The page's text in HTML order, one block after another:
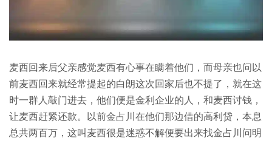
麦西回来后父亲感觉麦西有心事在瞒着他们，而母亲也问以
前麦西回来就经常提起的白朗这次回家后也不提了，就在这
时一群人敲门进去，他们便是金利企业的人，和麦西讨钱，
让麦西赶紧还款。以前金占川在他们那边借的高利贷，本息
总共两百万，这叫麦西很是迷惑不解便要出来找金占川问明